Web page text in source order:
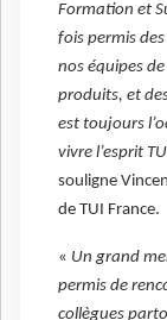
Formation et
fois permis
nos équipes
produits, et
est toujours
vivre l’esprit
souligne
de TUI France.
« Un grand
permis de
collègues